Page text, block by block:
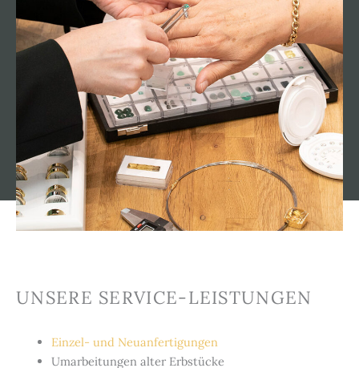
UNSERE SERVICE-LEISTUNGEN​
Einzel- und Neuanfertigungen
Umarbeitungen alter Erbstücke